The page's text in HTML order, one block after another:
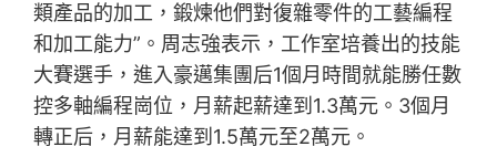
類產品的加工，鍛煉他們對復雜零件的工藝編程
和加工能力”。周志強表示，工作室培養出的技能
大賽選手，進入豪邁集團后1個月時間就能勝任數
控多軸編程崗位，月薪起薪達到1.3萬元。3個月
轉正后，月薪能達到1.5萬元至2萬元。